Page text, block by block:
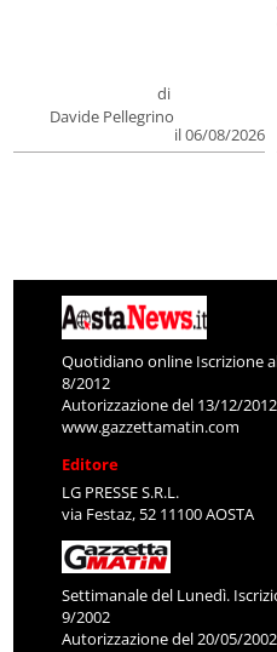
di
Davide Pellegrino
il 06/08/2026
Quotidiano online Iscrizione
8/2012
Autorizzazione del 13/12/2012
www.gazzettamatin.com
Editore
LG PRESSE S.R.L.
via Festaz, 52 11100 AOSTA
Settimanale del Lunedì.
9/2002
Autorizzazione del 20/05/2002